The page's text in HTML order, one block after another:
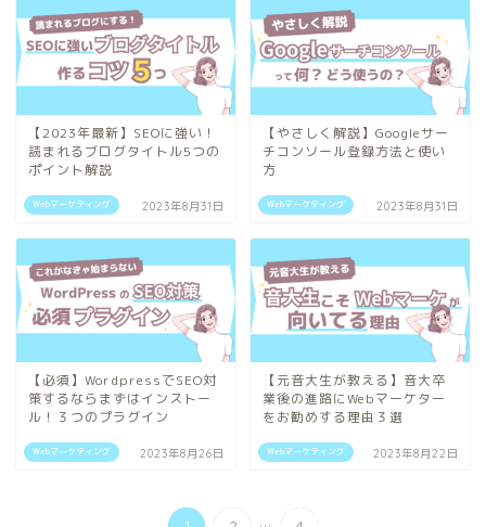
Webマーケティング
【2023年最新】SEOに強い！
読まれるブログタイトル5つの
ポイント解説
2023年8月31日 Webマーケティング
【やさしく解説】Googleサー
チコンソール登録方法と使い
方
2023年8月31日
Webマーケティング
【必須】WordpressでSEO対
策するならまずはインストー
ル！３つのプラグイン
2023年8月26日 Webマーケティング
【元音大生が教える】音大卒
業後の進路にWebマーケター
をお勧めする理由３選
2023年8月22日
...